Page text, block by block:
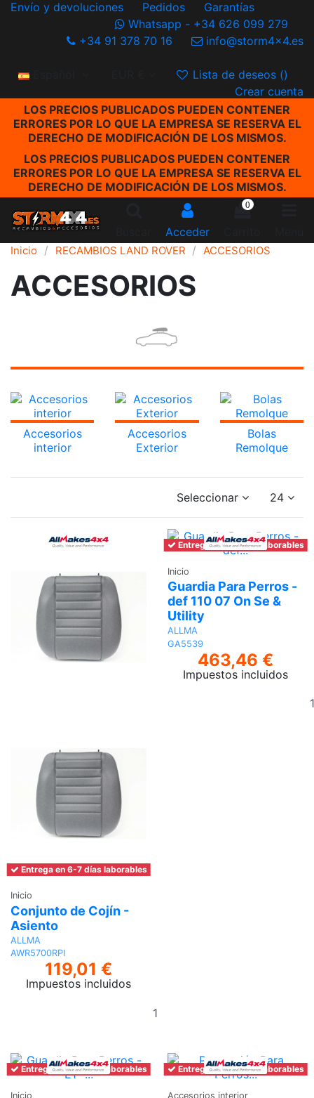
Envío y devoluciones Pedidos
Garantías
Whatsapp - +34 626 099 279
+34 91 378 70 16
info@storm4x4.es
Español Lista de deseos ()
Crear cuenta
LOS PRECIOS PUBLICADOS PUEDEN CONTENER
ERRORES POR LO QUE LA EMPRESA SE RESERVA EL
DERECHO DE MODIFICACIÓN DE LOS MISMOS.
LOS PRECIOS PUBLICADOS PUEDEN CONTENER
ERRORES POR LO QUE LA EMPRESA SE RESERVA EL
DERECHO DE MODIFICACIÓN DE LOS MISMOS.
Acceder
0
Inicio RECAMBIOS LAND ROVER ACCESORIOS
ACCESORIOS
Accesorios
interior
Accesorios
Exterior
Bolas
Remolque
Seleccionar 24
Entrega en 6-7 días laborables
Inicio
Conjunto de Cojín -
Asiento
ALLMA
AWR5700RPI
119,01 €
Impuestos incluidos
Entrega en 6-7 días laborables
Inicio
Guardia Para Perros -
def 110 07 On Se &
Utility
ALLMA
GA5539
463,46 €
Impuestos incluidos
Entrega en 6-7 días laborables
Inicio
Entrega en 6-7 días laborables
Accesorios interior